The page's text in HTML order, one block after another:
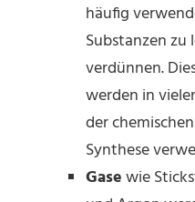
häufig
Substanzen zu
verdünnen.
werden in
der
Synthese
Gasewie